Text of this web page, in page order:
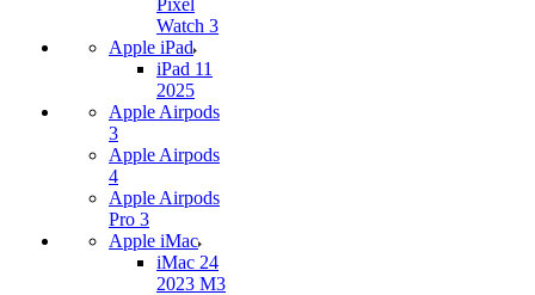
Pixel
Watch 3
Apple iPad
iPad 11
2025
Apple Airpods
3
Apple Airpods
4
Apple Airpods
Pro 3
Apple iMac
iMac 24
2023 M3